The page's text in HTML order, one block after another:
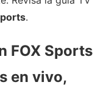
.
FOX Sports
en vivo,